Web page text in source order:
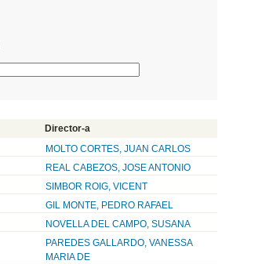
Director-a
MOLTO CORTES, JUAN CARLOS
REAL CABEZOS, JOSE ANTONIO
SIMBOR ROIG, VICENT
GIL MONTE, PEDRO RAFAEL
NOVELLA DEL CAMPO, SUSANA
PAREDES GALLARDO, VANESSA
MARIA DE